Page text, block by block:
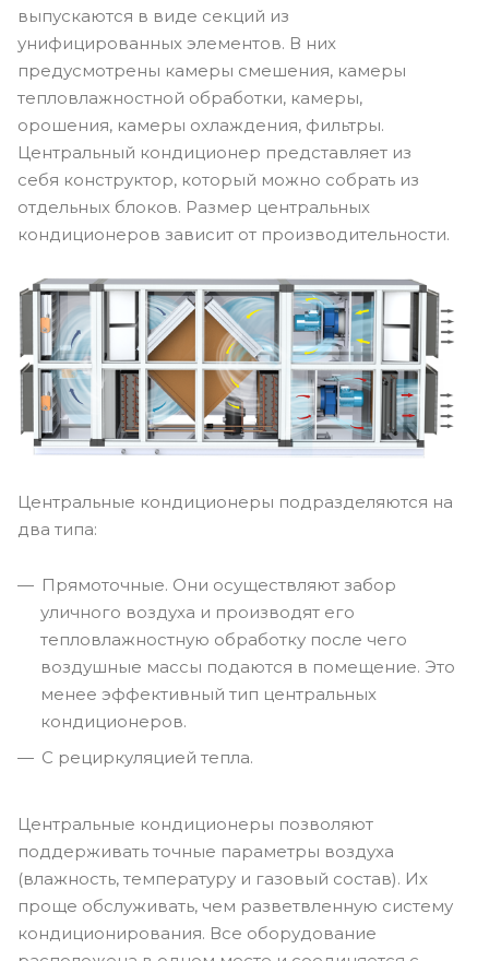
выпускаются в виде секций из
унифицированных элементов. В них
предусмотрены камеры смешения, камеры
тепловлажностной обработки, камеры,
орошения, камеры охлаждения, фильтры.
Центральный кондиционер представляет из
себя конструктор, который можно собрать из
отдельных блоков. Размер центральных
кондиционеров зависит от производительности.
Центральные кондиционеры подразделяются на
два типа:
Прямоточные. Они осуществляют забор
уличного воздуха и производят его
тепловлажностную обработку после чего
воздушные массы подаются в помещение. Это
менее эффективный тип центральных
кондиционеров.
С рециркуляцией тепла.
Центральные кондиционеры позволяют
поддерживать точные параметры воздуха
(влажность, температуру и газовый состав). Их
проще обслуживать, чем разветвленную систему
кондиционирования. Все оборудование